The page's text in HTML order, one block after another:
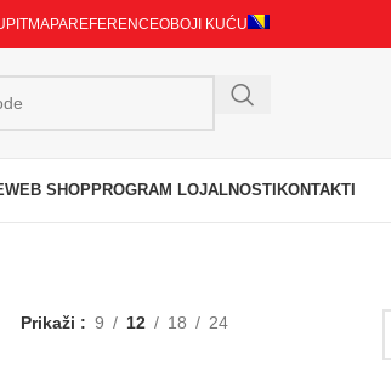
MAPAREFERENCEOBOJI KUĆU
WEB SHOPPROGRAM LOJALNOSTI KONTAKTI
Prikaži 9 12 18 24